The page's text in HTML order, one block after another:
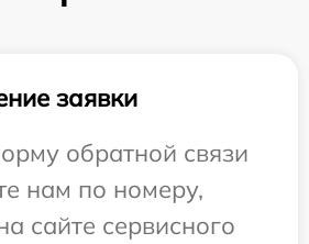
заявки
обратной связи
нам по номеру,
сайте сервисного